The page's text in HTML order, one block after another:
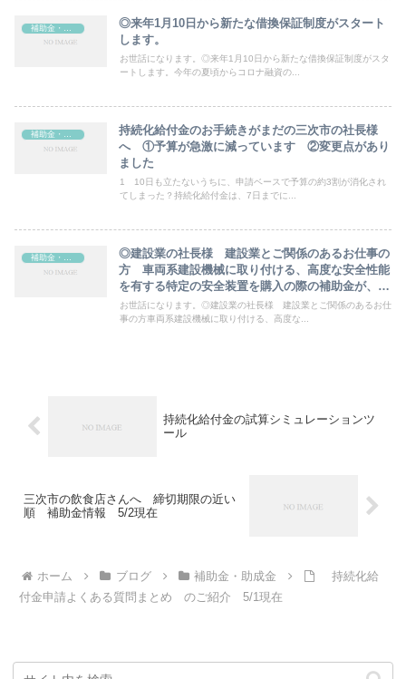
◎来年1月10日から新たな借換保証制度がスタート
します。
お世話になります。◎来年1月10日から新たな借換保証制度がスタ
ートします。今年の夏頃からコロナ融資の...
補助金・助成金
持続化給付金のお手続きがまだの三次市の社長様
へ ①予算が急激に減っています ②変更点があり
ました
1 10日も立たないうちに、申請ベースで予算の約3割が消化され
てしまった？持続化給付金は、7日までに...
補助金・助成金
◎建設業の社長様 建設業とご関係のあるお仕事の
方 車両系建設機械に取り付ける、高度な安全性能
を有する特定の安全装置を購入の際の補助金が、今
月19日から月末まで申込延長になりました！一機あ
たり最大100万円の補助です。
お世話になります。◎建設業の社長様 建設業とご関係のあるお仕
事の方車両系建設機械に取り付ける、高度な...
持続化給付金の試算シミュレーションツ
ール
三次市の飲食店さんへ 締切期限の近い
順 補助金情報 5/2現在
ホーム ブログ 補助金・助成金
持続化給
付金申請よくある質問まとめ のご紹介 5/1現在